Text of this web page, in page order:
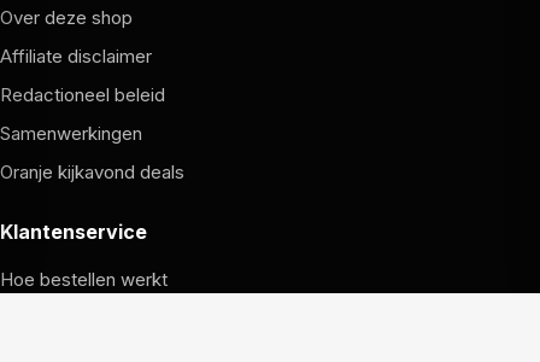
Over deze shop
Affiliate disclaimer
Redactioneel beleid
Samenwerkingen
Oranje kijkavond deals
Klantenservice
Hoe bestellen werkt